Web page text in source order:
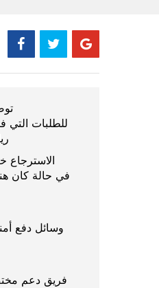
الاسترجاع خلال
في حالة كان
وسائل دفع
فريق دعم